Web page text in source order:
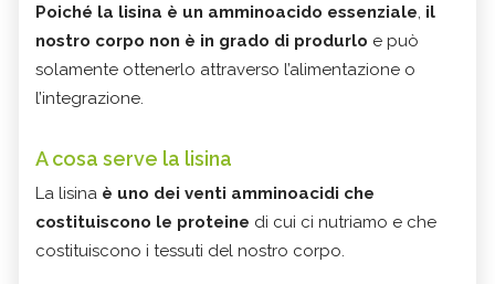
Poiché la lisina è un amminoacido essenziale, il
nostro corpo non è in grado di produrlo e può
solamente ottenerlo attraverso l’alimentazione o
l’integrazione.
A cosa serve la lisina
La lisina è uno dei venti amminoacidi che
costituiscono le proteine di cui ci nutriamo e che
costituiscono i tessuti del nostro corpo.